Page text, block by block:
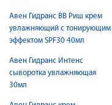
Авен Гидранс ВВ Риш крем
увлажняющий с тонирующим
эффектом SPF30 40мл
Авен Гидранс Интенс
сыворотка увлажняющая
30мл